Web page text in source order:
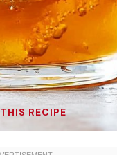
THIS RECIPE